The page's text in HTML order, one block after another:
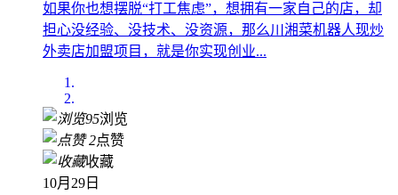
如果你也想摆脱“打工焦虑”，想拥有一家自己的店，却
担心没经验、没技术、没资源，那么川湘菜机器人现炒
外卖店加盟项目，就是你实现创业...
95浏览
2点赞
收藏
10月29日